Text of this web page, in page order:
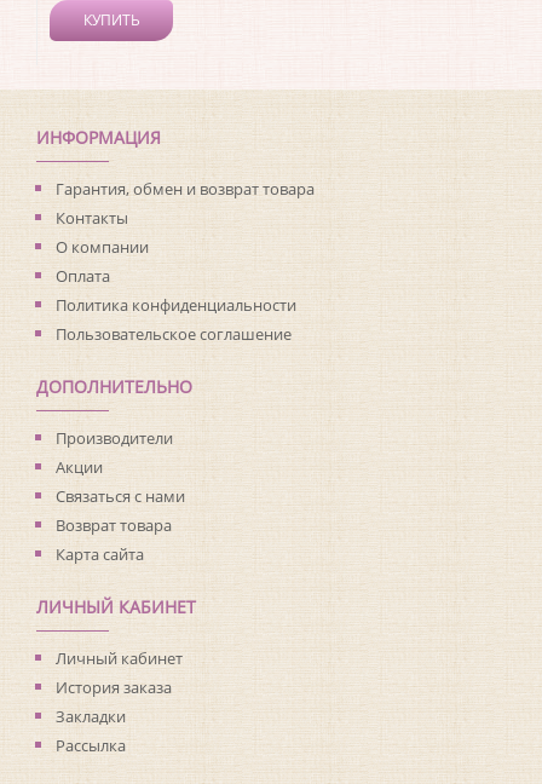
КУПИТЬ
Длина рулона:
8.23
Ширина рулона: 0.68
Материал покрытия:Виниловое
Страна:США
Материал основы:
Флизелин
Раппорт:<>
ИНФОРМАЦИЯ
Гарантия, обмен и возврат товара
Контакты
О компании
Оплата
Политика конфиденциальности
Пользовательское соглашение
ДОПОЛНИТЕЛЬНО
Производители
Акции
Связаться с нами
Возврат товара
Карта сайта
ЛИЧНЫЙ КАБИНЕТ
Личный кабинет
История заказа
Закладки
Рассылка